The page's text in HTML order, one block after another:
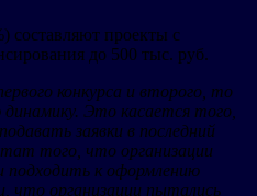
проекты с
до 500 тыс. руб.
конкурса и второго, то
Это касается того,
заявки в последний
того, что организации
подходить к оформлению
что организации пытались